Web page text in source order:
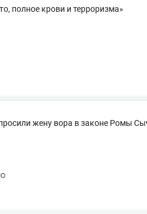
полное крови и терроризма»
жену вора в законе Ромы